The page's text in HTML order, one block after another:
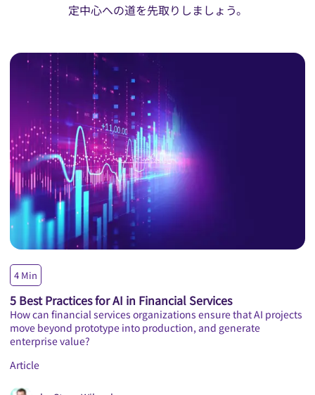
定中心への道を先取りしましょう。
4 Min
5 Best Practices for AI in Financial Services
How can financial services organizations ensure that AI projects
move beyond prototype into production, and generate
enterprise value?
Article